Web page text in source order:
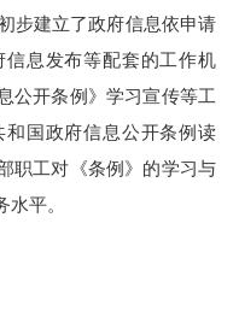
步建立了政府信息依申请
息发布等配套的工作机
公开条例》学习宣传等工
国政府信息公开条例读
职工对《条例》的学习与
平。